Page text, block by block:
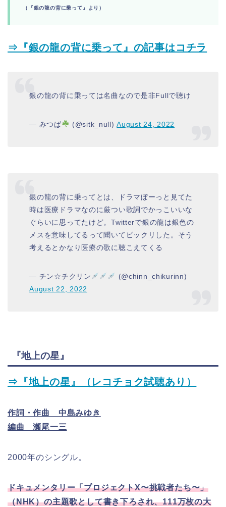
（『銀の龍の背に乗って』より）
⇒『銀の龍の背に乗って』の記事はコチラ
銀の龍の背に乗っては名曲なので是非Fullで聴け
— みつば (@sitk_null)August 24, 2022
銀の龍の背に乗ってとは、ドラマぼーっと見てた
時は医療ドラマなのに厳つい歌詞でかっこいいな
ぐらいに思ってたけど。Twitterで銀の龍は銀色の
メスを意味してるって聞いてビックリした。そう
考えるとかなり医療の歌に聴こえてくる
— チン☆チクリン
(@chinn_chikurinn)
August 22, 2022
『地上の星』
⇒『地上の星』（レコチョク試聴あり）
作詞・作曲 中島みゆき
編曲 瀬尾一三
2000年のシングル。
ドキュメンタリー「プロジェクトX〜挑戦者たち〜」
（NHK）の主題歌として書き下ろされ、111万枚の大